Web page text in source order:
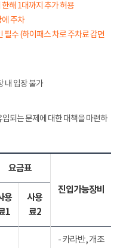
해 1대까지 추가 허용
주차
수 (하이패스 차로 주차료 감면
내 입장 불가
되는 문제에 대한 대책을 마련하
요금표
진입가능장비
용
1
사용
료2
- 카라반, 개조